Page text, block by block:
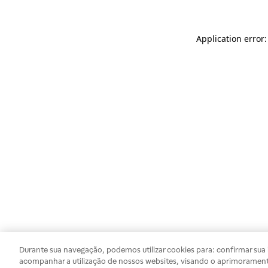
Application
Durante sua navegação, podemos utilizar cookies para: confirmar
acompanhar a utilização de nossos websites, visando o